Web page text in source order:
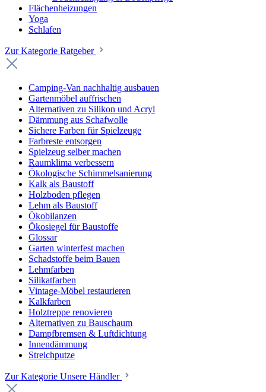
Flächenheizungen
Yoga
Schlafen
Zur Kategorie Ratgeber
Camping-Van nachhaltig ausbauen
Gartenmöbel auffrischen
Alternativen zu Silikon und Acryl
Dämmung aus Schafwolle
Sichere Farben für Spielzeuge
Farbreste entsorgen
Spielzeug selber machen
Raumklima verbessern
Ökologische Schimmelsanierung
Kalk als Baustoff
Holzboden pflegen
Lehm als Baustoff
Ökobilanzen
Ökosiegel für Baustoffe
Glossar
Garten winterfest machen
Schadstoffe beim Bauen
Lehmfarben
Silikatfarben
Vintage-Möbel restaurieren
Kalkfarben
Holztreppe renovieren
Alternativen zu Bauschaum
Dampfbremsen & Luftdichtung
Innendämmung
Streichputze
Zur Kategorie Unsere Händler